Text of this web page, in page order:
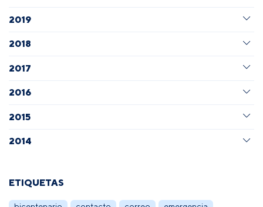
2019
2018
2017
2016
2015
2014
ETIQUETAS